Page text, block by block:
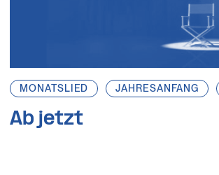
MONATSLIED JAHRESANFANG
Ab jetzt